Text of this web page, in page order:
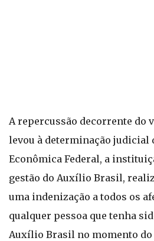
A repercussão decorrente do
levou à determinação judicial
Econômica Federal, a
gestão do Auxílio Brasil,
uma indenização a todos os
qualquer pessoa que tenha
Auxílio Brasil no momento